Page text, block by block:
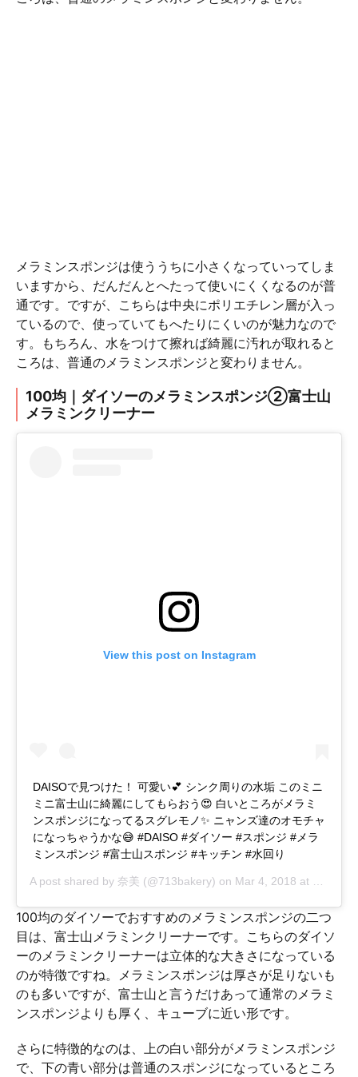
メラミンスポンジは使ううちに小さくなっていってしま
いますから、だんだんとへたって使いにくくなるのが普
通です。ですが、こちらは中央にポリエチレン層が入っ
ているので、使っていてもへたりにくいのが魅力なので
す。もちろん、水をつけて擦れば綺麗に汚れが取れると
ころは、普通のメラミンスポンジと変わりません。
100均｜ダイソーのメラミンスポンジ②富士山
メラミンクリーナー
View this post on Instagram
DAISOで見つけた！ 可愛い💕 シンク周りの水垢 このミニ
ミニ富士山に綺麗にしてもらおう😍 白いところがメラミ
ンスポンジになってるスグレモノ✨ ニャンズ達のオモチャ
になっちゃうかな😅 #DAISO #ダイソー #スポンジ #メラ
ミンスポンジ #富士山スポンジ #キッチン #水回り
A post shared by 奈美 (@713bakery) on Mar 4, 2018 at 3:45am PST
100均のダイソーでおすすめのメラミンスポンジの二つ
目は、富士山メラミンクリーナーです。こちらのダイソ
ーのメラミンクリーナーは立体的な大きさになっている
のが特徴ですね。メラミンスポンジは厚さが足りないも
のも多いですが、富士山と言うだけあって通常のメラミ
ンスポンジよりも厚く、キューブに近い形です。
さらに特徴的なのは、上の白い部分がメラミンスポンジ
で、下の青い部分は普通のスポンジになっているところ